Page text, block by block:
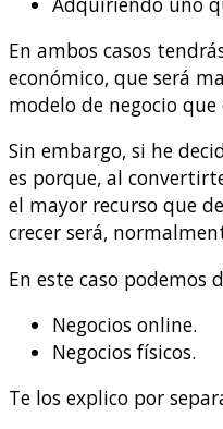
En ambos casos
económico, que será
modelo de negocio que
Sin embargo, si he
es porque, al
el mayor recurso que
crecer será,
En este caso podemos
Negocios online.
Negocios físicos.
Te los explico por